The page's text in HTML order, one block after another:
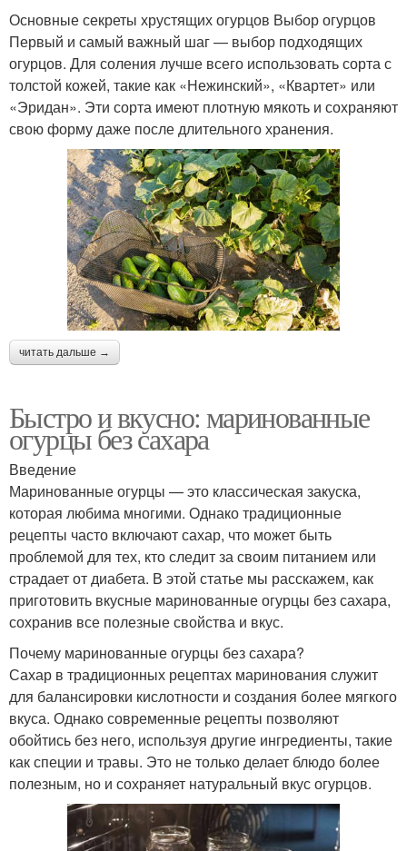
Основные секреты хрустящих огурцов Выбор огурцов
Первый и самый важный шаг — выбор подходящих
огурцов. Для соления лучше всего использовать сорта с
толстой кожей, такие как «Нежинский», «Квартет» или
«Эридан». Эти сорта имеют плотную мякоть и сохраняют
свою форму даже после длительного хранения.
читать дальше →
Быстро и вкусно: маринованные
огурцы без сахара
Введение
Маринованные огурцы — это классическая закуска,
которая любима многими. Однако традиционные
рецепты часто включают сахар, что может быть
проблемой для тех, кто следит за своим питанием или
страдает от диабета. В этой статье мы расскажем, как
приготовить вкусные маринованные огурцы без сахара,
сохранив все полезные свойства и вкус.
Почему маринованные огурцы без сахара?
Сахар в традиционных рецептах маринования служит
для балансировки кислотности и создания более мягкого
вкуса. Однако современные рецепты позволяют
обойтись без него, используя другие ингредиенты, такие
как специи и травы. Это не только делает блюдо более
полезным, но и сохраняет натуральный вкус огурцов.